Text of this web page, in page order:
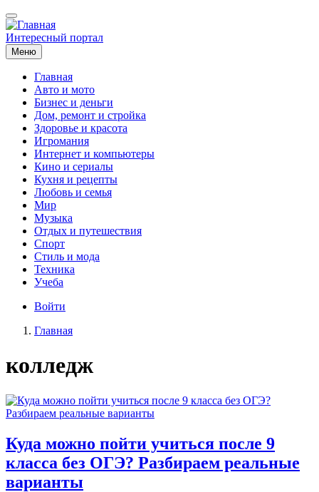
Перейти
к
основному
содержанию
Интересный портал
Меню
Основная
навигация
Главная
Авто и мото
Бизнес и деньги
Дом, ремонт и стройка
Здоровье и красота
Игромания
Интернет и компьютеры
Кино и сериалы
Кухня и рецепты
Любовь и семья
Мир
Музыка
Отдых и путешествия
Спорт
Стиль и мода
Техника
Учеба
Меню
записи
Войти
навигации
Главная
колледж
Куда можно пойти учиться после 9
класса без ОГЭ? Разбираем реальные
варианты